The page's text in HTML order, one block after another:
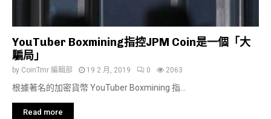
YouTuber Boxmining指控JPM Coin是一個「大
騙局」
by CoinTmr 編輯部 19 2 月, 2019 0 2063
根據著名的加密貨幣 YouTuber Boxmining 指...
Read more